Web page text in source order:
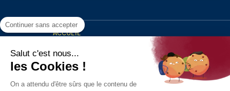
ACCUEIL
VOTRE MAIRIE
VOTRE QUOTIDIEN
AU FIL DE LA VIE
Continuer sans accepter
Salut c'est nous...
les Cookies !
On a attendu d'être sûrs que le contenu de